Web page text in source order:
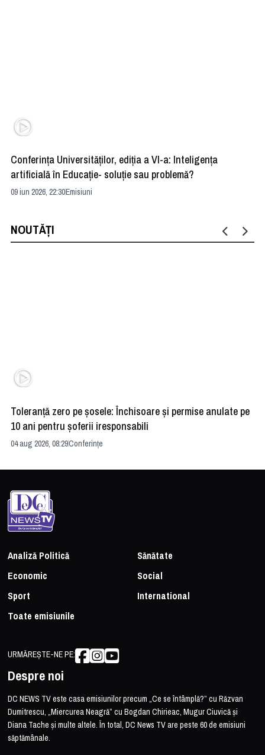
Conferința Universităților, ediția a VI-a: Inteligența
artificială în Educație- soluție sau problemă?
09 iun 2026, 22:30Emisiuni
NOUTĂȚI
Toleranță zero pe șosele: Închisoare și permise anulate pe
10 ani pentru șoferii iresponsabili
04 aug 2026, 08:29Conferințe
Analiză Politică
Sănătate
Economic
Social
Sport
International
Toate emisiunile
URMĂREȘTE-NE PE:
Despre noi
DC NEWS TV este casa emisiunilor precum „Ce se întâmplă?” cu Răzvan
Dumitrescu, „Miercurea Neagră” cu Bogdan Chirieac, Mugur Ciuvică și
Diana Tache și multe altele. În total, DC News TV are peste 60 de emisiuni
săptămânale.